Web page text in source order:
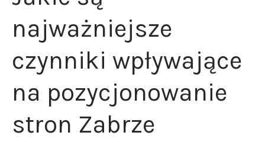
najważniejsze
czynniki wpływające
na pozycjonowanie
stron Zabrze